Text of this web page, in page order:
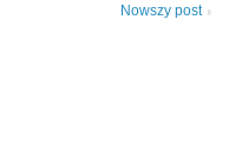
Nowszy post